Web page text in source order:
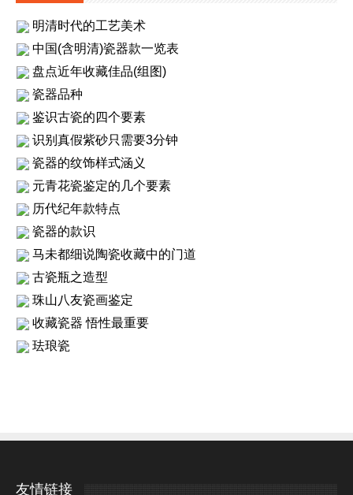
明清时代的工艺美术
中国(含明清)瓷器款一览表
盘点近年收藏佳品(组图)
瓷器品种
鉴识古瓷的四个要素
识别真假紫砂只需要3分钟
瓷器的纹饰样式涵义
元青花瓷鉴定的几个要素
历代纪年款特点
瓷器的款识
马未都细说陶瓷收藏中的门道
古瓷瓶之造型
珠山八友瓷画鉴定
收藏瓷器 悟性最重要
珐琅瓷
友情链接